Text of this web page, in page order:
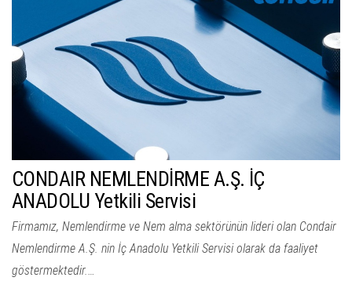
CONDAIR NEMLENDİRME A.Ş. İÇ
ANADOLU Yetkili Servisi
Firmamız, Nemlendirme ve Nem alma sektörünün lideri olan Condair
Nemlendirme A.Ş. nin İç Anadolu Yetkili Servisi olarak da faaliyet
göstermektedir.…